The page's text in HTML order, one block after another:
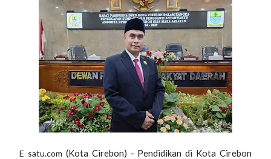
E satu.com (Kota Cirebon) - Pendidikan di Kota Cirebon